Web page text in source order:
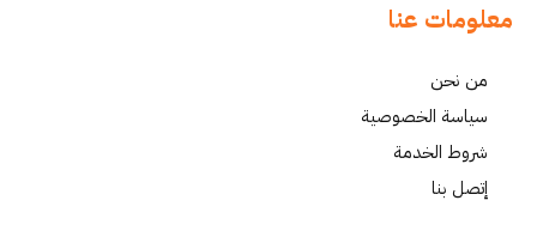
معلومات عنا
من نحن
سياسة الخصوصية
شروط الخدمة
إتصل بنا